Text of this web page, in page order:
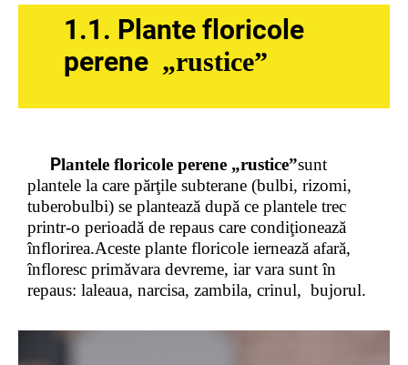
1.1. Plante floricole
perene „rustice”
Plantele floricole perene „rustice”sunt
plantele la care părţile subterane (bulbi, rizomi,
tuberobulbi) se plantează după ce plantele trec
printr-o perioadă de repaus care condiţionează
înflorirea.Aceste plante floricole iernează afară,
înfloresc primăvara devreme, iarvara sunt în
repaus: laleaua, narcisa, zambila, crinul, bujorul.